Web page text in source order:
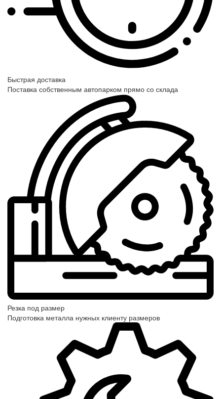
Быстрая доставка
Поставка собственным автопарком прямо со склада
Резка под размер
Подготовка металла нужных клиенту размеров